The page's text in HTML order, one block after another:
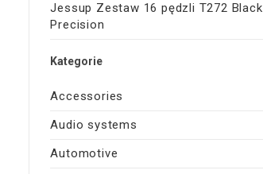
Jessup Zestaw 16 pędzli T272 Black
Precision
Kategorie
Accessories
Audio systems
Automotive